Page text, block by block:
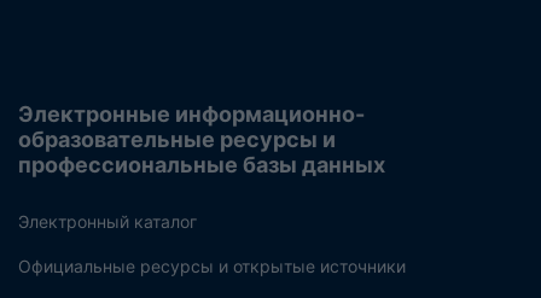
Электронные информационно-
образовательные ресурсы и
профессиональные базы данных
Электронный каталог
Официальные ресурсы и открытые источники